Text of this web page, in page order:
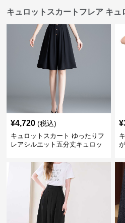
キュロットスカートフレア キ
¥4,720 (税込)
キュロットスカート ゆったりフ
レアシルエット五分丈キュロッ
¥